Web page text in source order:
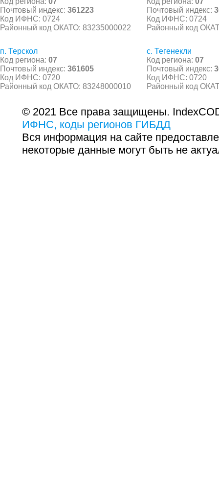
Почтовый индекс: 361223
Код ИФНС: 0724
Районный код ОКАТО: 83235000022
Почтовый индекс:
Код ИФНС: 0724
Районный код
п. Терскол
Код региона: 07
Почтовый индекс: 361605
Код ИФНС: 0720
Районный код ОКАТО: 83248000010
с. Тегенекли
Код региона: 07
Почтовый индекс:
Код ИФНС: 0720
Районный код
© 2021 Все права защищены.
ИФНС, коды регионов ГИБДД
Вся информация на сайте
некоторые данные могут быть не